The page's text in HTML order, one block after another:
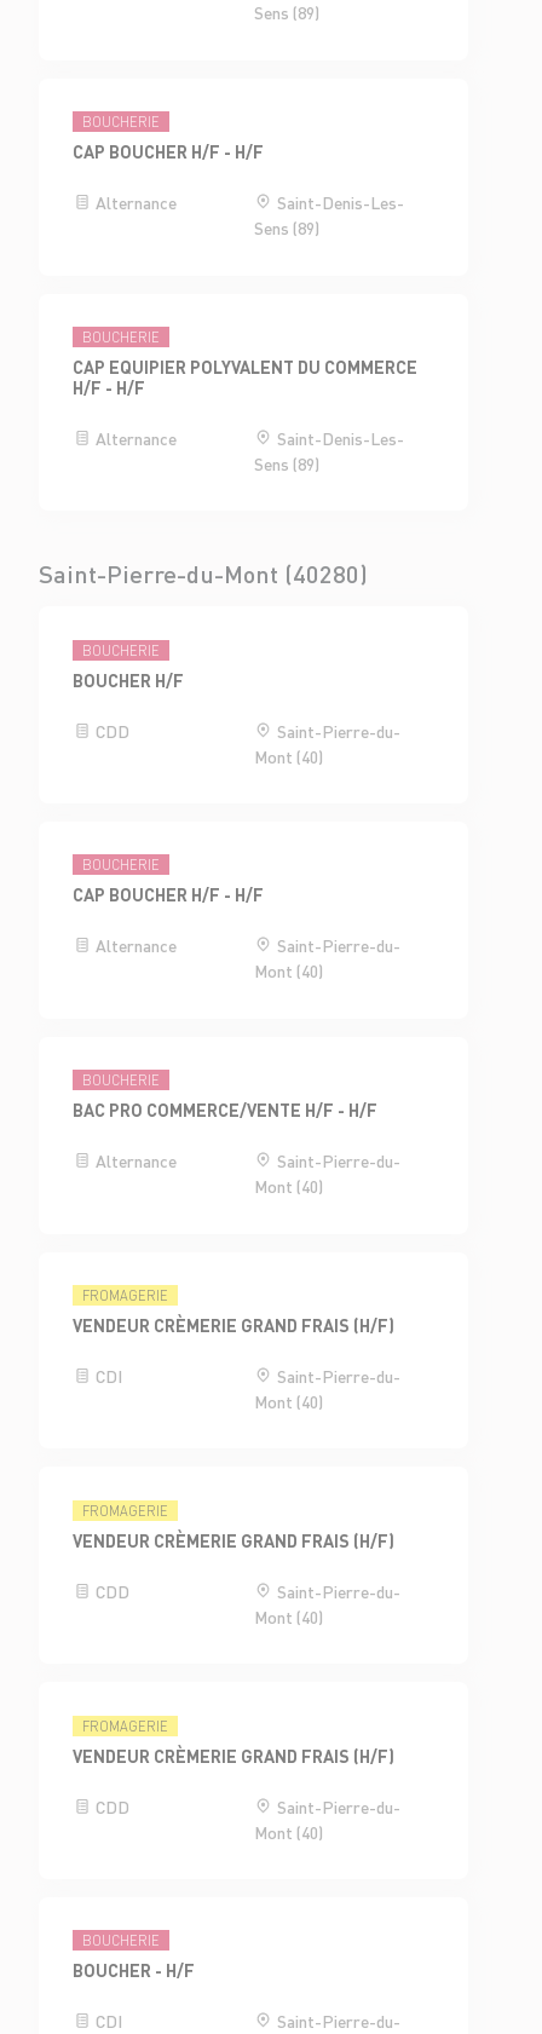
Sens (89)
BOUCHERIE
CAP BOUCHER H/F - H/F
Alternance
Saint-Denis-Les-
Sens (89)
BOUCHERIE
CAP EQUIPIER POLYVALENT DU COMMERCE
H/F - H/F
Alternance
Saint-Denis-Les-
Sens (89)
Saint-Pierre-du-Mont (40280)
BOUCHERIE
BOUCHER H/F
CDD
Saint-Pierre-du-
Mont (40)
BOUCHERIE
CAP BOUCHER H/F - H/F
Alternance
Saint-Pierre-du-
Mont (40)
BOUCHERIE
BAC PRO COMMERCE/VENTE H/F - H/F
Alternance
Saint-Pierre-du-
Mont (40)
FROMAGERIE
VENDEUR CRÈMERIE GRAND FRAIS (H/F)
CDI
Saint-Pierre-du-
Mont (40)
FROMAGERIE
VENDEUR CRÈMERIE GRAND FRAIS (H/F)
CDD
Saint-Pierre-du-
Mont (40)
FROMAGERIE
VENDEUR CRÈMERIE GRAND FRAIS (H/F)
CDD
Saint-Pierre-du-
Mont (40)
BOUCHERIE
BOUCHER - H/F
CDI
Saint-Pierre-du-